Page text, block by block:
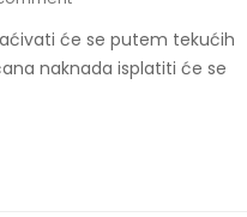
će se putem tekućih
naknada isplatiti će se